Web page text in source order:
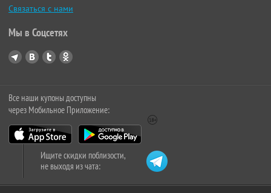
Связаться с нами
Мы в Соцсетях
Все наши купоны доступны
через Мобильное Приложение:
Ищите скидки поблизости,
не выходя из чата: